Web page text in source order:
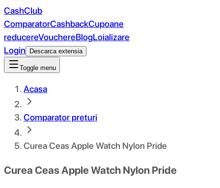
CashClub
ComparatorCashbackCupoane
reducereVouchereBlogLoializare
Login
Descarca extensia
Toggle menu
Acasa
Comparator preturi
Curea Ceas Apple Watch Nylon Pride
Curea Ceas Apple Watch Nylon Pride